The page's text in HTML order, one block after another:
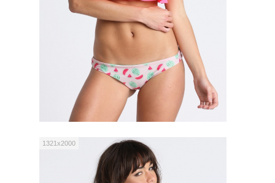
1321x2000